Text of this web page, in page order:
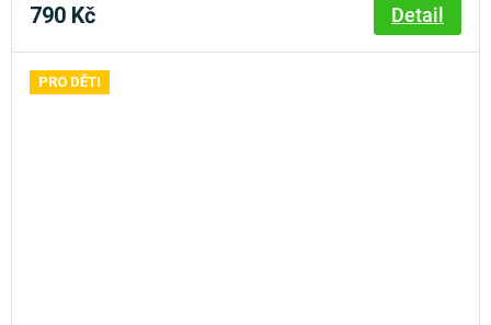
790 Kč Detail
PRO DĚTI